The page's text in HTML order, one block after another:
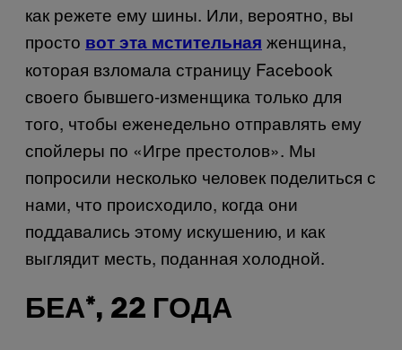
как режете ему шины. Или, вероятно, вы
просто вот эта мстительная женщина,
которая взломала страницу Facebook
своего бывшего-изменщика только для
того, чтобы еженедельно отправлять ему
спойлеры по «Игре престолов». Мы
попросили несколько человек поделиться с
нами, что происходило, когда они
поддавались этому искушению, и как
выглядит месть, поданная холодной.
БЕА*, 22 ГОДА